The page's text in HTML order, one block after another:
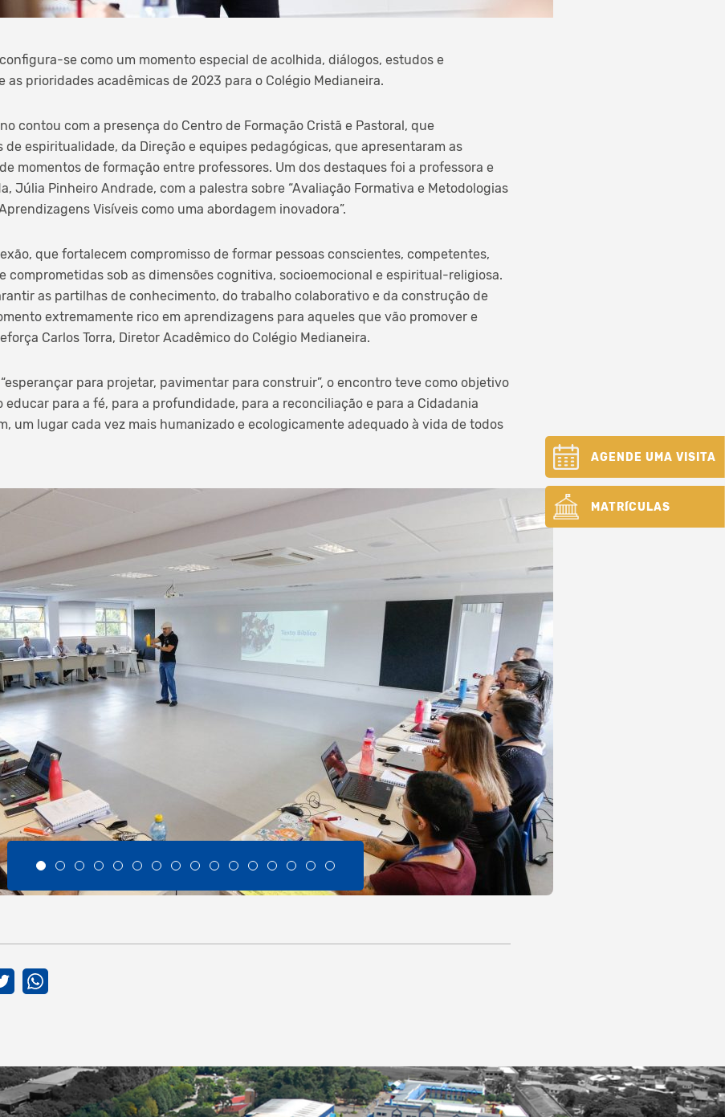
se como um momento especial de acolhida, diálogos, estudos e
as prioridades acadêmicas de 2023 para o Colégio Medianeira.
contou com a presença do Centro de Formação Cristã e Pastoral, que
de espiritualidade, da Direção e equipes pedagógicas, que apresentaram as
momentos de formação entre professores. Um dos destaques foi a professora e
Júlia Pinheiro Andrade, com a palestra sobre “Avaliação Formativa e Metodologias
Visíveis como uma abordagem inovadora”.
que fortalecem compromisso de formar pessoas conscientes, competentes,
comprometidas sob as dimensões cognitiva, socioemocional e espiritual-religiosa.
as partilhas de conhecimento, do trabalho colaborativo e da construção de
extremamente rico em aprendizagens para aqueles que vão promover e
Carlos Torra, Diretor Acadêmico do Colégio Medianeira.
para projetar, pavimentar para construir”, o encontro teve como objetivo
para a fé, para a profundidade, para a reconciliação e para a Cidadania
um lugar cada vez mais humanizado e ecologicamente adequado à vida de todos
AGENDE UMA VISITA
MATRÍCULAS